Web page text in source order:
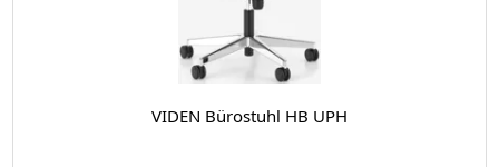
VIDEN Bürostuhl HB UPH